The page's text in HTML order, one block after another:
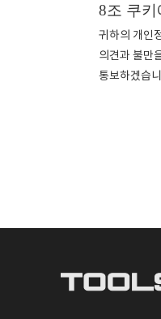
8조 쿠키
귀하의 개인
의견과 불만
통보하겠습